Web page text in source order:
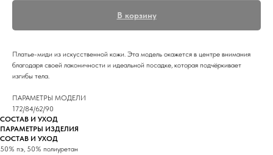
В корзину
Платье-миди из искусственной кожи. Эта модель окажется в центре внимания
благодаря своей лаконичности и идеальной посадке, которая подчёркивает
изгибы тела.
ПАРАМЕТРЫ МОДЕЛИ
172/84/62/90
СОСТАВ И УХОД
ПАРАМЕТРЫ ИЗДЕЛИЯ
СОСТАВ И УХОД
50% пэ, 50% полиуретан